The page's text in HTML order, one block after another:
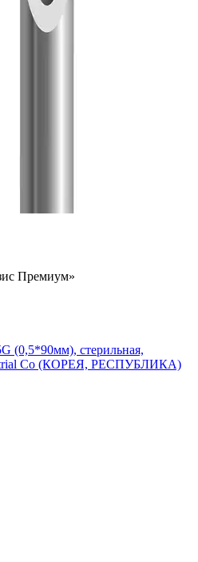
Премиум»
(0,5*90мм), стерильная,
Co (КОРЕЯ, РЕСПУБЛИКА)